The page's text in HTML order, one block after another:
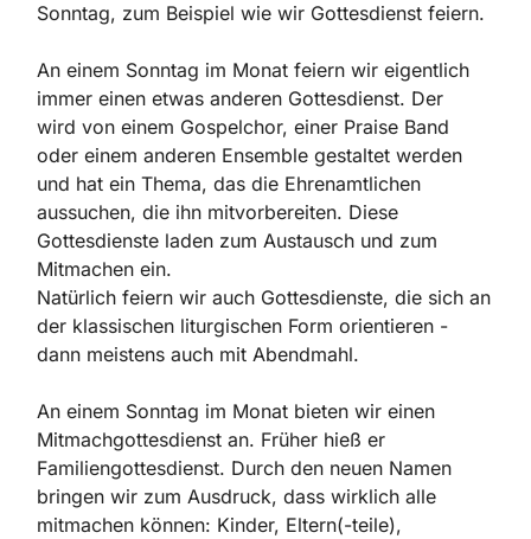
Sonntag, zum Beispiel wie wir Gottesdienst feiern.
An einem Sonntag im Monat feiern wir eigentlich
immer einen etwas anderen Gottesdienst. Der
wird von einem Gospelchor, einer Praise Band
oder einem anderen Ensemble gestaltet werden
und hat ein Thema, das die Ehrenamtlichen
aussuchen, die ihn mitvorbereiten. Diese
Gottesdienste laden zum Austausch und zum
Mitmachen ein.
Natürlich feiern wir auch Gottesdienste, die sich an
der klassischen liturgischen Form orientieren -
dann meistens auch mit Abendmahl.
An einem Sonntag im Monat bieten wir einen
Mitmachgottesdienst an. Früher hieß er
Familiengottesdienst. Durch den neuen Namen
bringen wir zum Ausdruck, dass wirklich alle
mitmachen können: Kinder, Eltern(-teile),